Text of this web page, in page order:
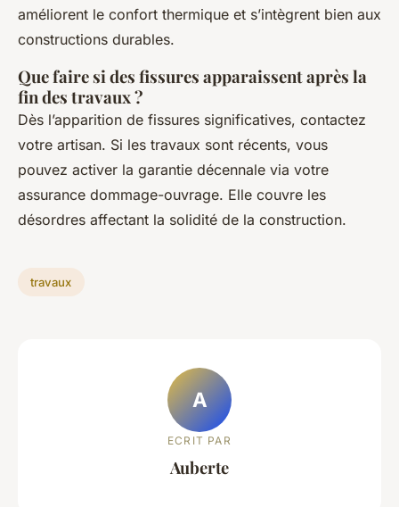
améliorent le confort thermique et s’intègrent bien aux
constructions durables.
Que faire si des fissures apparaissent après la
fin des travaux ?
Dès l’apparition de fissures significatives, contactez
votre artisan. Si les travaux sont récents, vous
pouvez activer la garantie décennale via votre
assurance dommage-ouvrage. Elle couvre les
désordres affectant la solidité de la construction.
travaux
A
ECRIT PAR
Auberte